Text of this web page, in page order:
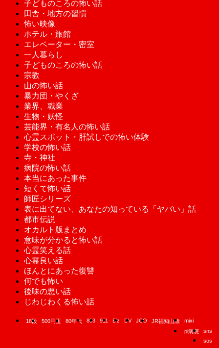
子どものころの怖い話
田舎・地方の習慣
怖い映像
ホテル・旅館
エレベーター・密室
一人暮らし
子どものころの怖い話
宗教
山の怖い話
暴力団・やくざ
業界、職業
生物・妖怪
芸能界・有名人の怖い話
心霊スポット・肝試しでの怖い体験
学校の怖い話
寺・神社
病院の怖い話
本当にあった事件
短くて怖い話
師匠シリーズ
表に出てない、あなたの知っている「ヤバい」話
都市伝説
オカルト版まとめ
意味が分かると怖い話
心霊笑える話
心霊良い話
ほんとにあった復讐
何でも怖い
後味の悪い話
じわじわくる怖い話
18段 500円玉 80年代 893 911 B'z DV JCO JR福知山線
mixi
pl病院
sns
sos